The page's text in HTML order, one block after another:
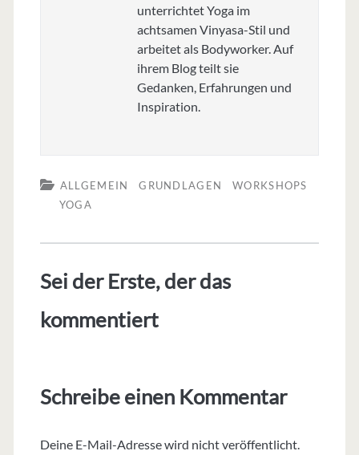
unterrichtet Yoga im
achtsamen Vinyasa-Stil und
arbeitet als Bodyworker. Auf
ihrem Blog teilt sie
Gedanken, Erfahrungen und
Inspiration.
ALLGEMEIN GRUNDLAGEN
WORKSHOPS
YOGA
Sei der Erste, der das
kommentiert
Schreibe einen Kommentar
Deine E-Mail-Adresse wird nicht veröffentlicht.